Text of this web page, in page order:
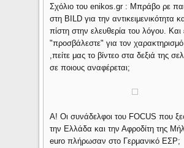
Σχόλιο του enikos.gr : Μπράβο ρε
στη BILD για την αντικειμενικότητα
πίστη στην ελευθερία του λόγου. Και
"προσβάλεστε" για τον χαρακτηρισμό
,πείτε μας το βίντεο στα δεξιά της
σε ποιους αναφέρεται;
Α! Οι συνάδελφοι του FOCUS που
την Ελλάδα και την Αφροδίτη της
euro πλήρωσαν στο Γερμανικό ΕΣΡ;